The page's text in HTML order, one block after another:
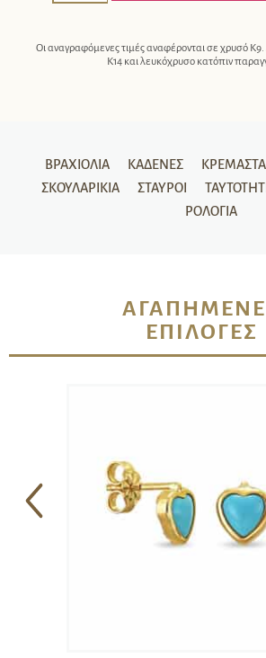
Οι αναγραφόμενες τιμές αναφέρονται σε χρυσό Κ9.
Κ14 και λευκόχρυσο κατόπιν
ΒΡΑΧΙΌΛΙΑ ΚΑΔΈΝΕΣ ΚΡΕΜΑΣΤΆ
ΣΚΟΥΛΑΡΊΚΙΑ
ΣΤΑΥΡΟΊ
ΡΟΛΌΓΙΑ
ΕΠΙΛΟΓΈΣ